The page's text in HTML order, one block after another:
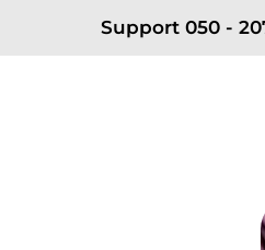
Support 050 -